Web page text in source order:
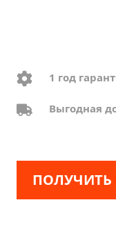
1 год
Выгодная
ПОЛУЧИТЬ